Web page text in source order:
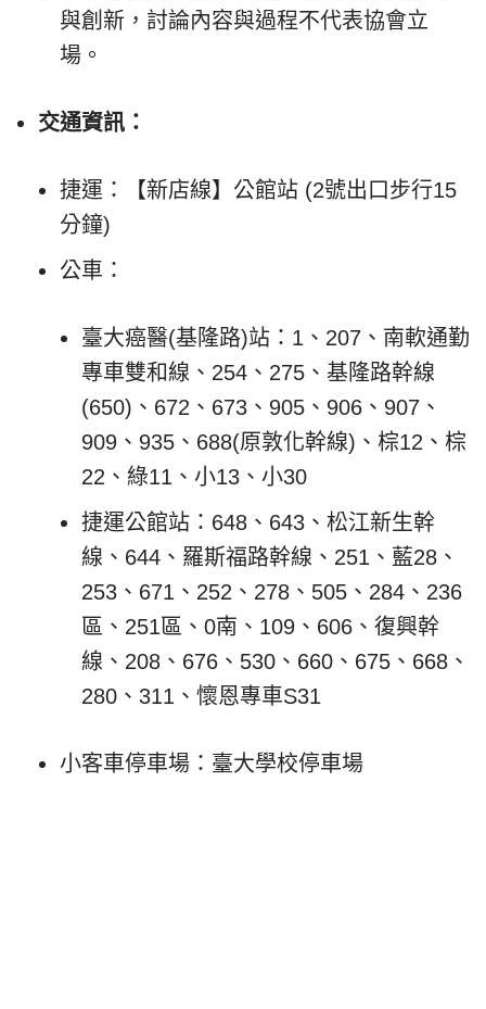
與創新，討論內容與過程不代表協會立
場。
交通資訊：
捷運：【新店線】公館站 (2號出口步行15
分鐘)
公車：
臺大癌醫(基隆路)站：1、207、南軟通勤
專車雙和線、254、275、基隆路幹線
(650)、672、673、905、906、907、
909、935、688(原敦化幹線)、棕12、棕
22、綠11、小13、小30
捷運公館站：648、643、松江新生幹
線、644、羅斯福路幹線、251、藍28、
253、671、252、278、505、284、236
區、251區、0南、109、606、復興幹
線、208、676、530、660、675、668、
280、311、懷恩專車S31
小客車停車場：臺大學校停車場